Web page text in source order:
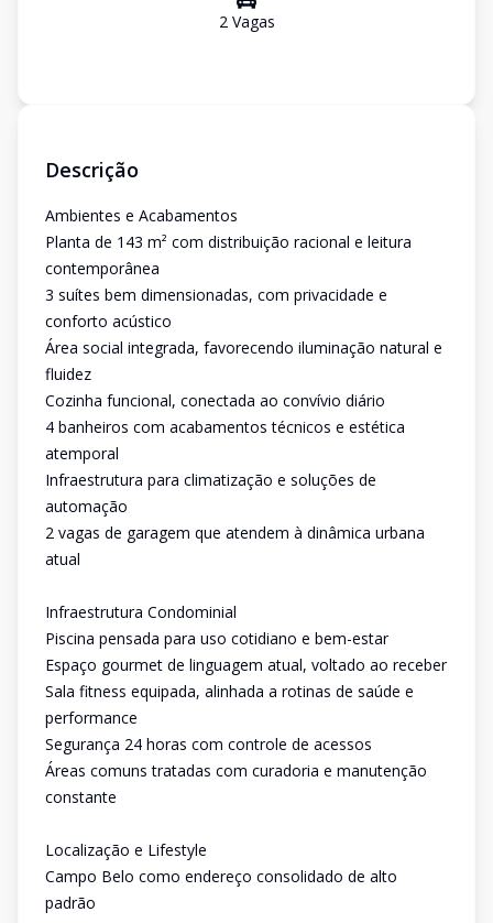
2Vagas
Descrição
Ambientes e Acabamentos
Planta de 143 m² com distribuição racional e leitura
contemporânea
3 suítes bem dimensionadas, com privacidade e
conforto acústico
Área social integrada, favorecendo iluminação natural e
fluidez
Cozinha funcional, conectada ao convívio diário
4 banheiros com acabamentos técnicos e estética
atemporal
Infraestrutura para climatização e soluções de
automação
2 vagas de garagem que atendem à dinâmica urbana
atual
Infraestrutura Condominial
Piscina pensada para uso cotidiano e bem-estar
Espaço gourmet de linguagem atual, voltado ao receber
Sala fitness equipada, alinhada a rotinas de saúde e
performance
Segurança 24 horas com controle de acessos
Áreas comuns tratadas com curadoria e manutenção
constante
Localização e Lifestyle
Campo Belo como endereço consolidado de alto
padrão